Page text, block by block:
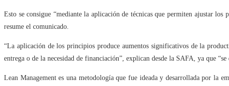
Esto se consigue “mediante la aplicación de técnicas que permiten ajustar
resume el comunicado.
“La aplicación de los principios produce aumentos significativos de la
entrega o de la necesidad de financiación”, explican desde la SAFA, ya que
Lean Management es una metodología que fue ideada y desarrollada por la